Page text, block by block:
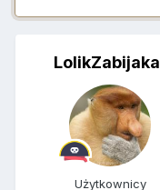
LolikZabijaka
Użytkownicy